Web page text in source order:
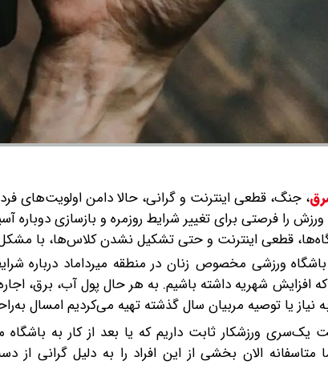
، جنگ، قطعی اینترنت و گرانی، حالا دامن اولویت‌های
ورزش را فرصتی برای تغییر شرایط روزمره و بازسازی
قطعی اینترنت و حتی تشکیل نشدن کلاس‌ها، با
ورزشی مخصوص زنان در منطقه میرداماد درباره
شهریه داشته باشیم. به هر حال پول آب، برق،
نیاز یا توصیه مربیان سال گذشته تهیه می‌کردیم امسال
یک‌سری ورزشکار ثابت داریم که یا بعد از کار به
متاسفانه الان بخشی از این افراد را به دلیل گرانی از